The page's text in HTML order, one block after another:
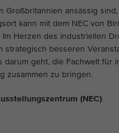
Großbritannien ansässig
kann mit dem NEC von
Im Herzen des industriellen
strategisch besseren
darum geht, die Fachwelt für
zusammen zu bringen.
(NEC)
_ga_*
Google Analytics
2 Jahre
installiert. Das Cookie